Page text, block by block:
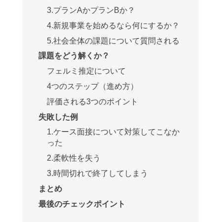
3.プランAかプランBか？
4.新規事業を始めるなら何にするか？
5.社会全体の課題について質問される
課題をどう解くか？
フェルミ推定について
4つのステップ（進め方）
評価される3つのポイント
失敗した例
1.ケース面接について対策してこなか
った
2.柔軟性を失う
3.時間切れで終了してしまう
まとめ
最後のチェックポイント